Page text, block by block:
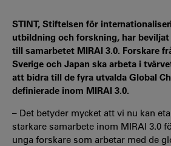
STINT, Stiftelsen för
utbildning och forskning, har
till samarbetet MIRAI 3.0. Forskare
Sverige och Japan ska arbeta i
att bidra till de fyra utvalda Global
definierade inom MIRAI 3.0.
– Det betyder mycket att vi nu kan
starkare samarbete inom MIRAI 3.0
unga forskare som arbetar med de